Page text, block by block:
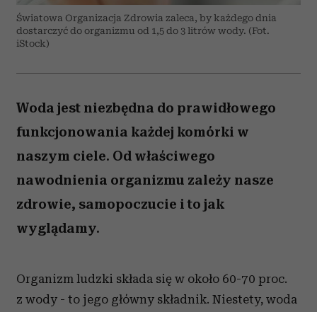
Światowa Organizacja Zdrowia zaleca, by każdego dnia
dostarczyć do organizmu od 1,5 do 3 litrów wody. (Fot.
iStock)
Woda jest niezbędna do prawidłowego
funkcjonowania każdej komórki w
naszym ciele. Od właściwego
nawodnienia organizmu zależy nasze
zdrowie, samopoczucie i to jak
wyglądamy.
Organizm ludzki składa się w około 60-70 proc.
z wody - to jego główny składnik. Niestety, woda